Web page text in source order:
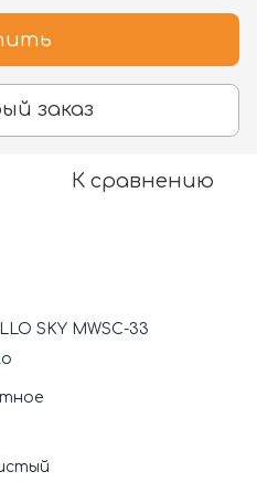
заказ
К сравнению
SKY MWSC-33